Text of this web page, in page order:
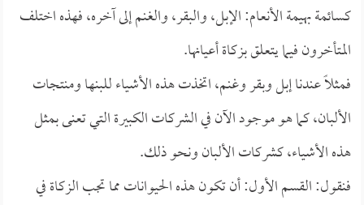
كسائمة بهيمة الأنعام: الإبل، والبقر، والغنم إلى آخره، فهذه اختلف
المتأخرون فيما يتعلق بزكاة أعيانها.
فمثلاً عندنا إبل وبقر وغنم، اتخذت هذه الأشياء للبنها ومنتجات
الألبان، كما هو موجود الآن في الشركات الكبيرة التي تعنى بمثل
هذه الأشياء، كشركات الألبان ونحو ذلك.
فنقول: القسم الأول: أن تكون هذه الحيوانات مما تجب الزكاة في